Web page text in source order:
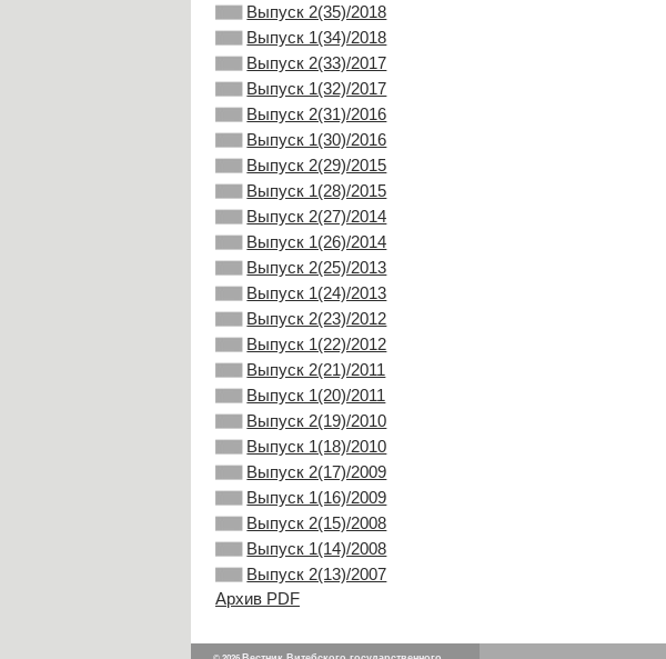
Выпуск 2(35)/2018
Выпуск 1(34)/2018
Выпуск 2(33)/2017
Выпуск 1(32)/2017
Выпуск 2(31)/2016
Выпуск 1(30)/2016
Выпуск 2(29)/2015
Выпуск 1(28)/2015
Выпуск 2(27)/2014
Выпуск 1(26)/2014
Выпуск 2(25)/2013
Выпуск 1(24)/2013
Выпуск 2(23)/2012
Выпуск 1(22)/2012
Выпуск 2(21)/2011
Выпуск 1(20)/2011
Выпуск 2(19)/2010
Выпуск 1(18)/2010
Выпуск 2(17)/2009
Выпуск 1(16)/2009
Выпуск 2(15)/2008
Выпуск 1(14)/2008
Выпуск 2(13)/2007
Архив PDF